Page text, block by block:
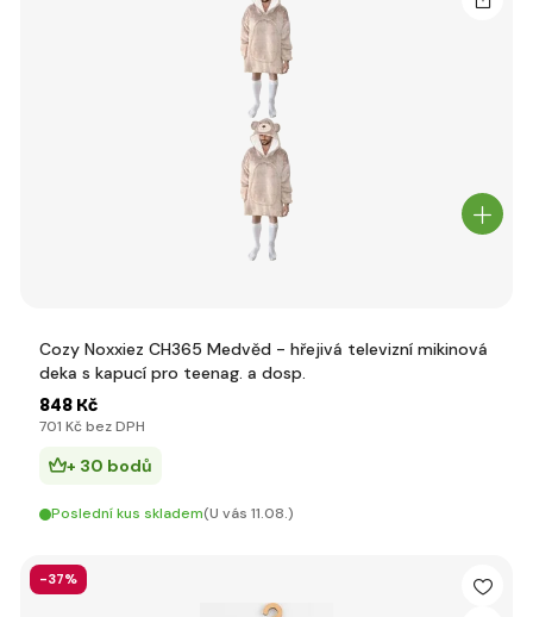
Cozy Noxxiez CH365 Medvěd - hřejivá televizní mikinová
deka s kapucí pro teenag. a dosp.
848 Kč
701 Kč bez DPH
+ 30 bodů
Poslední kus skladem(U vás 11.08.)
-37%